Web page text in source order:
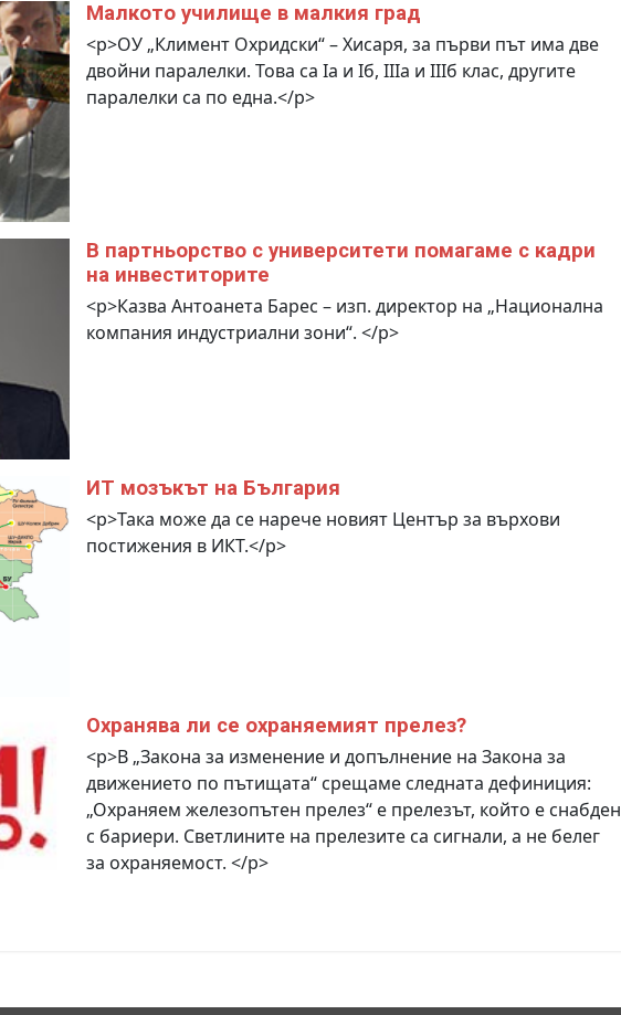
Малкото училище в малкия град
<p>ОУ „Климент Охридски“ – Хисаря, за първи път има две
двойни паралелки. Това са Iа и Iб, IIIа и IIIб клас, другите
паралелки са по една.</p>
В партньорство с университети помагаме с кадри
на инвеститорите
<p>Казва Антоанета Барес – изп. директор на „Национална
компания индустриални зони“. </p>
ИТ мозъкът на България
<p>Така може да се нарече новият Център за върхови
постижения в ИКТ.</p>
Охранява ли се охраняемият прелез?
<p>В „Закона за изменение и допълнение на Закона за
движението по пътищата“ срещаме следната дефиниция:
„Охраняем железопътен прелез“ е прелезът, който е снабден
с бариери. Светлините на прелезите са сигнали, а не белег
за охраняемост. </p>